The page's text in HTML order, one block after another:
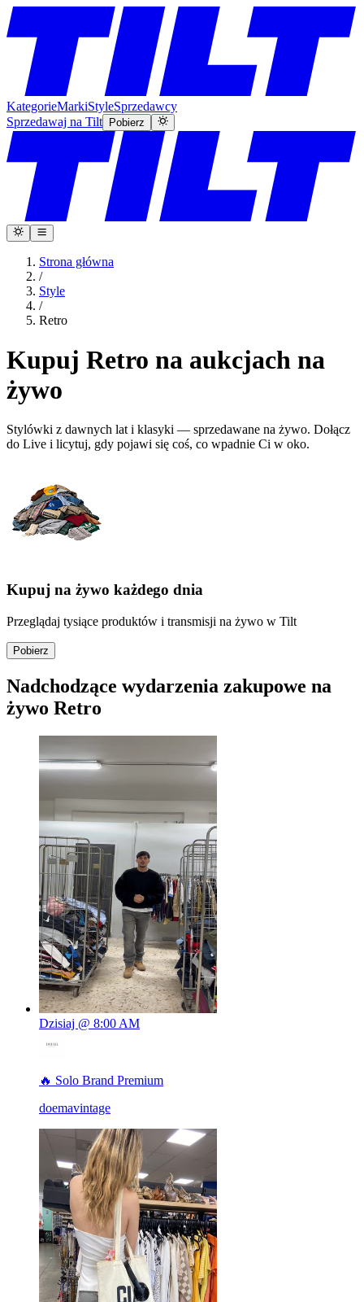
KategorieMarkiStyleSprzedawcy
Sprzedawaj na Tilt
Pobierz
Strona główna
/
Style
/
Retro
Kupuj Retro na aukcjach na
żywo
Stylówki z dawnych lat i klasyki — sprzedawane na żywo. Dołącz
do Live i licytuj, gdy pojawi się coś, co wpadnie Ci w oko.
Kupuj na żywo każdego dnia
Przeglądaj tysiące produktów i transmisji na żywo w Tilt
Pobierz
Nadchodzące wydarzenia zakupowe na
żywo Retro
Dzisiaj @ 8:00 AM
🔥 Solo Brand Premium
doemavintage